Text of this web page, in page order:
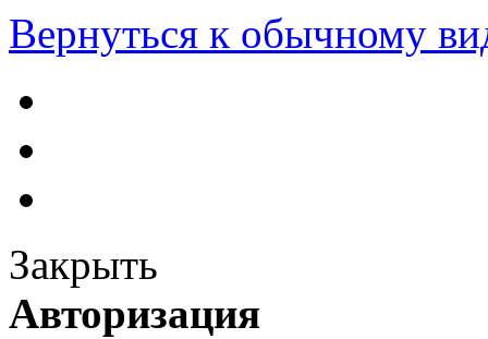
Вернуться к обычному
Закрыть
Авторизация